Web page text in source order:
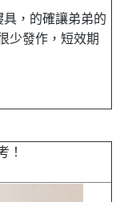
，的確讓弟弟的
少發作，短效期
！